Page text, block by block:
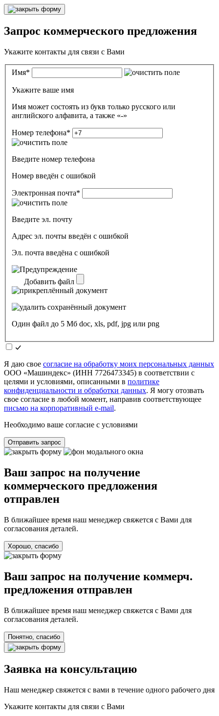
Запрос коммерческого предложения
Укажите контакты для связи с Вами
Имя*
Укажите ваше имя
Имя может состоять из букв только русского или
английского алфавита, а также «-»
Номер телефона*
Введите номер телефона
Номер введён c ошибкой
Электронная почта*
Введите эл. почту
Адрес эл. почты введён с ошибкой
Эл. почта введёна с ошибкой
Добавить файл
Один файл до 5 Мб doc, xls, pdf, jpg или png
Я даю свое согласие на обработку моих персональных данных
ООО «Машиндекс» (ИНН 7726473345) в соответствии с
целями и условиями, описанными в политике
конфиденциальности и обработки данных. Я могу отозвать
свое согласие в любой момент, направив соответствующее
письмо на корпоративный e-mail.
Необходимо ваше согласие с условиями
Отправить запрос
Ваш запрос на получение
коммерческого предложения
отправлен
В ближайшее время наш менеджер свяжется с Вами для
согласования деталей.
Хорошо, спасибо
Ваш запрос на получение коммерч.
предложения отправлен
В ближайшее время наш менеджер свяжется с Вами для
согласования деталей.
Понятно, спасибо
Заявка на консультацию
Наш менеджер свяжется с вами в течение одного рабочего дня
Укажите контакты для связи с Вами